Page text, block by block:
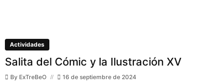
Actividades
Salita del Cómic y la Ilustración XV
By ExTreBeO 16 de septiembre de 2024